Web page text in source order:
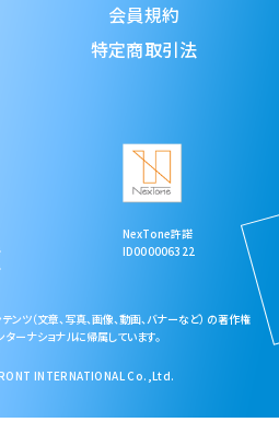
会員規約
特定商取引法
NexTone許諾
ID000006322
ツ（文章、写真、画像、動画、バナーなど） の著作権
ターナショナルに帰属しています。
INTERNATIONAL Co.,Ltd.